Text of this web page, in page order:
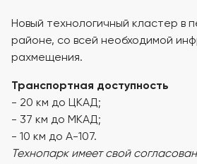
Новый технологичный кластер в
районе, со всей необходимой
рахмещения.
Транспортная доступность
- 20 км до ЦКАД;
- 37 км до МКАД;
- 10 км до А-107.
Технопарк имеет свой